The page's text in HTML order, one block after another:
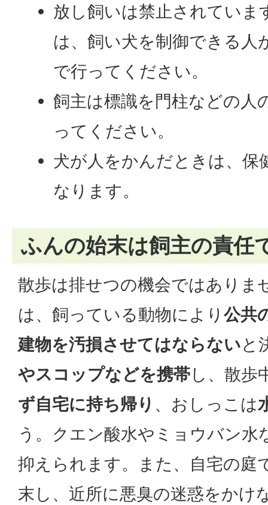
放し飼いは禁止されていま
は、飼い犬を制御できる人
で行ってください。
飼主は標識を門柱などの人
ってください。
犬が人をかんだときは、保
なります。
ふんの始末は飼主の責任
散歩は排せつの機会ではありま
は、飼っている動物により 公共
建物を汚損させてはならないと
やスコップなどを携帯し、散歩
ず自宅に持ち帰り 、おしっこは
う。クエン酸水やミョウバン水
抑えられます。また、自宅の庭
末し、近所に悪臭の迷惑をかけ